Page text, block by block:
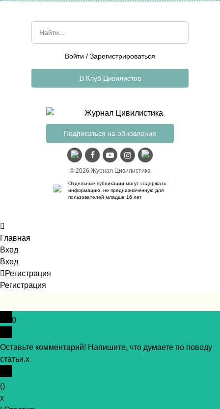
Подписаться на обновления
© 2026 Журнал Цивилистика
Отдельные публикации могут содержать
информацию, не предназначенную для
пользователей младше 16 лет
Войти / Зарегистрироваться
В Клуб Цивилистов
Главная
Вход
Вход
Регистрация
Регистрация
0
Оставьте комментарий! Напишите, что думаете по поводу
статьи.x
()
x